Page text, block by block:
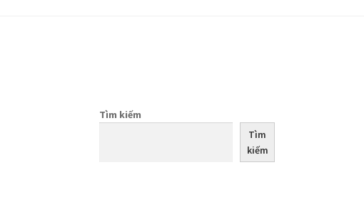
Tìm kiếm
Tìm
kiếm